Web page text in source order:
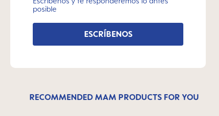
posible
ESCRÍBENOS
RECOMMENDED MAM PRODUCTS FOR YOU